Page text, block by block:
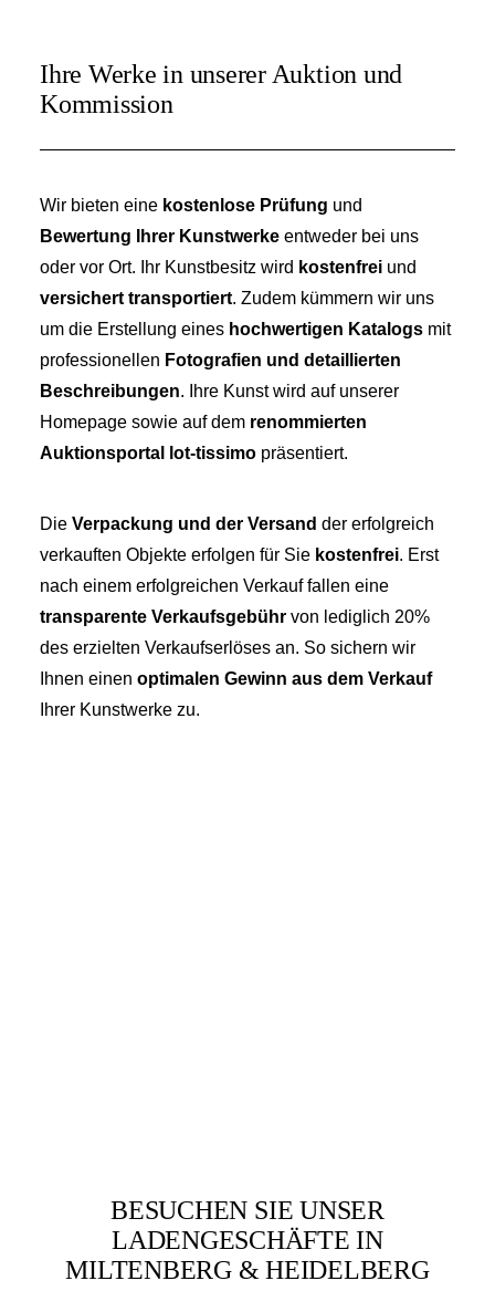
Ihre Werke in unserer Auktion und
Kommission
Wir bieten eine kostenlose Prüfung und
Bewertung Ihrer Kunstwerke entweder bei uns
oder vor Ort. Ihr Kunstbesitz wird kostenfrei und
versichert transportiert. Zudem kümmern wir uns
um die Erstellung eines hochwertigen Katalogs mit
professionellen Fotografien und detaillierten
Beschreibungen. Ihre Kunst wird auf unserer
Homepage sowie auf dem renommierten
Auktionsportal lot-tissimo präsentiert.
Die Verpackung und der Versand der erfolgreich
verkauften Objekte erfolgen für Sie kostenfrei. Erst
nach einem erfolgreichen Verkauf fallen eine
transparente Verkaufsgebühr von lediglich 20%
des erzielten Verkaufserlöses an. So sichern wir
Ihnen einen optimalen Gewinn aus dem Verkauf
Ihrer Kunstwerke zu.
BESUCHEN SIE UNSER
LADENGESCHÄFTE IN
MILTENBERG & HEIDELBERG